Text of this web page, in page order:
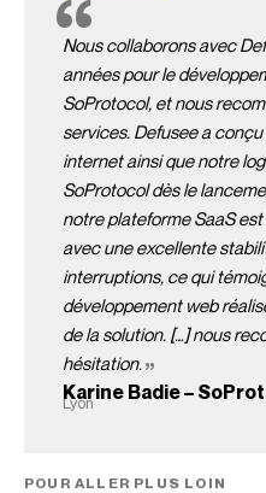
Nous collaborons avec
années pour le
SoProtocol, et nous
services. Defusee a
internet ainsi que notre
SoProtocol dès le
notre plateforme SaaS
avec une excellente
interruptions, ce qui
développement web
de la solution. […] nous
hésitation.
Karine Badie –
Lyon
POUR ALLER PLUS LOIN